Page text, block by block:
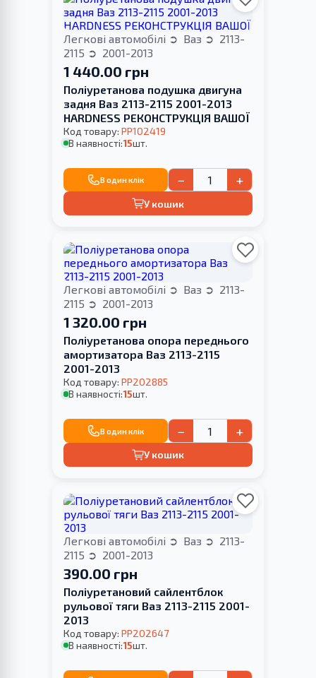
Легкові автомобілі Ваз
2113-
2115
2001-2013
1 440.00 грн
Поліуретанова подушка двигуна
задня Ваз 2113-2115 2001-2013
HARDNESS РЕКОНСТРУКЦІЯ ВАШОЇ
Код товару: PP102419
В наявності:15шт.
В один клік − +
У кошик
Легкові автомобілі Ваз
2113-
2115
2001-2013
1 320.00 грн
Поліуретанова опора переднього
амортизатора Ваз 2113-2115
2001-2013
Код товару: PP202885
В наявності:15шт.
В один клік − +
У кошик
Легкові автомобілі Ваз
2113-
2115
2001-2013
390.00 грн
Поліуретановий сайлентблок
рульової тяги Ваз 2113-2115 2001-
2013
Код товару: PP202647
В наявності:15шт.